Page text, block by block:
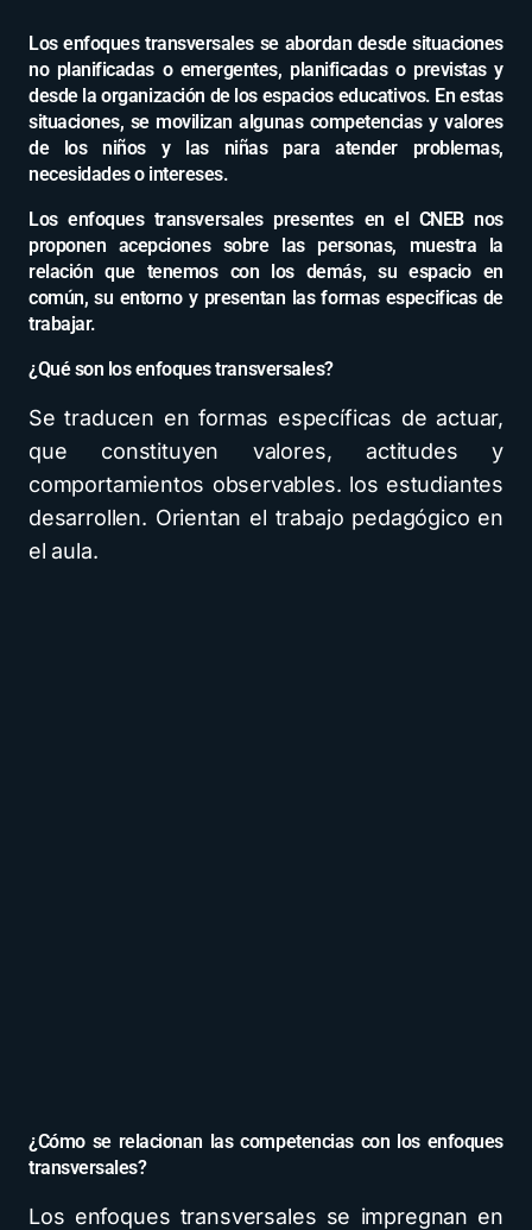
Los enfoques transversales se abordan desde situaciones
no planificadas o emergentes, planificadas o previstas y
desde la organización de los espacios educativos. En estas
situaciones, se movilizan algunas competencias y valores
de los niños y las niñas para atender problemas,
necesidades o intereses.
Los enfoques transversales presentes en el CNEB nos
proponen acepciones sobre las personas, muestra la
relación que tenemos con los demás, su espacio en
común, su entorno y presentan las formas especificas de
trabajar.
¿Qué son los enfoques transversales?
Se traducen en formas específicas de actuar,
que constituyen valores, actitudes y
comportamientos observables. los estudiantes
desarrollen. Orientan el trabajo pedagógico en
el aula.
¿Cómo se relacionan las competencias con los enfoques
transversales?
Los enfoques transversales se impregnan en